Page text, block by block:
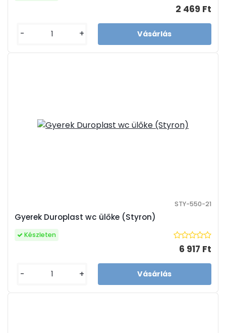
2 469 Ft
- +
Gyerek Duroplast wc ülőke (Styron)
STY-550-21
6 917 Ft
Készleten
- +